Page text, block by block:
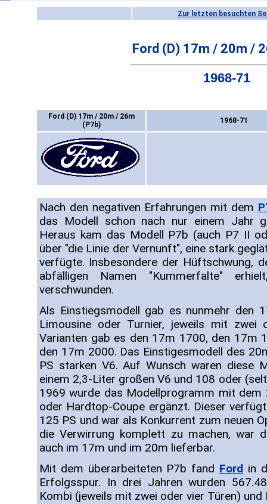
Zur letzten besuchten
Ford (D) 17m / 20m /
1968-71
Ford (D) 17m / 20m / 26m
(P7b)
1968-71
Nach den negativen Erfahrungen mit dem
das Modell schon nach nur einem Jahr
Heraus kam das Modell P7b (auch P7 II
über "die Linie der Vernunft", eine stark
verfügte. Insbesondere der Hüftschwung,
abfälligen Namen "Kummerfalte"
verschwunden.
Als Einstiegsmodell gab es nunmehr den
Limousine oder Turnier, jeweils mit zwei
Varianten gab es den 17m 1700, den 17m
den 17m 2000. Das Einstigesmodell des
PS starken V6. Auf Wunsch waren diese
einem 2,3-Liter großen V6 und 108 oder
1969 wurde das Modellprogramm mit dem
oder Hardtop-Coupe ergänzt. Dieser
125 PS und war als Konkurrent zum neuen
die Verwirrung komplett zu machen, war
auch im 17m und im 20m lieferbar.
Mit dem überarbeiteten P7b fand Ford in
Erfolgsspur. In drei Jahren wurden
Kombi (jeweils mit zwei oder vier Türen)